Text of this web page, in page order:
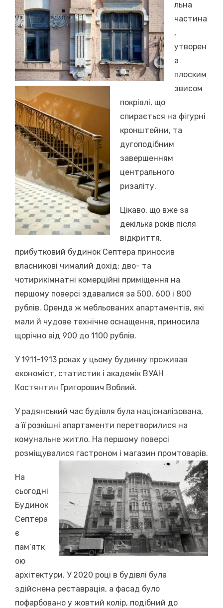
льна
частина
,
утворен
а
плоским
звисом
покрівлі, що
спирається на фігурні
кронштейни, та
дугоподібним
завершенням
центрального
ризаліту.
Цікаво, що вже за
декілька років після
відкриття,
прибутковий будинок Септера приносив
власникові чималий дохід: дво- та
чотирикімнатні комерційні приміщення на
першому поверсі здавалися за 500, 600 і 800
рублів. Оренда ж мебльованих апартаментів, які
мали й чудове технічне оснащення, приносила
щорічно від 900 до 1100 рублів.
У 1911-1913 роках у цьому будинку проживав
економіст, статистик і академік ВУАН
Костянтин Григорович Воблий.
У радянський час будівля була націоналізована,
а її розкішні апартаменти перетворилися на
комунальне житло. На першому поверсі
розміщувалися гастроном і магазин промтоварів.
На
сьогодні
Будинок
Септера
є
пам’ятк
ою
архітектури. У 2020 році в будівлі була
здійснена реставрація, а фасад було
пофарбовано у жовтий колір, подібний до